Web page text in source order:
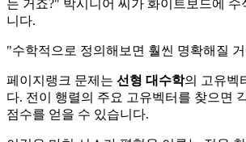
는 거죠?" 박시니어 씨가 화이트보드에 수
니다.
"수학적으로 정의해보면 훨씬 명확해질
페이지랭크 문제는 선형 대수학의 고유벡
다. 전이 행렬의 주요 고유벡터를 찾으면
점수를 얻을 수 있습니다.